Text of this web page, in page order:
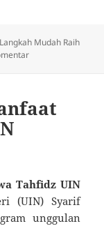
Tag
Langkah Mudah Raih
untuk Langkah
Tahfidz UIN
(UIN) Syarif
unggulan